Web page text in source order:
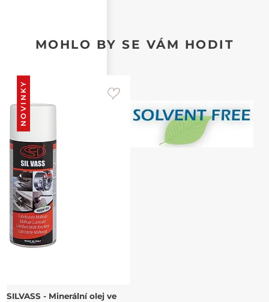
MOHLO BY SE VÁM HODIT
NOVINKY
SILVASS - Minerální olej ve